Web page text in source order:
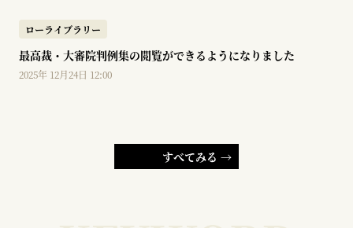
ローライブラリー
最高裁・大審院判例集の閲覧ができるようになりました
2025年 12月24日 12:00
すべてみる →